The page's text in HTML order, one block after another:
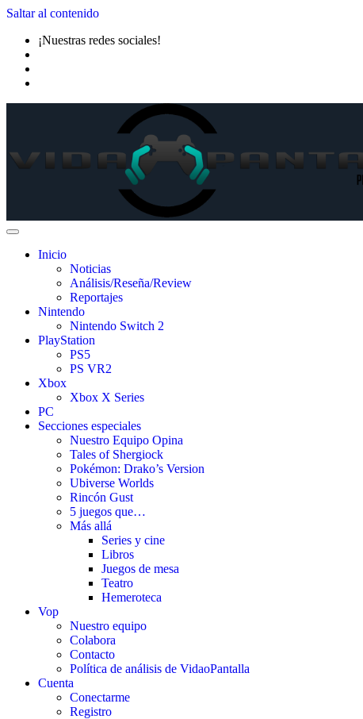
Saltar al contenido
¡Nuestras redes sociales!
Inicio
Noticias
Análisis/Reseña/Review
Reportajes
Nintendo
Nintendo Switch 2
PlayStation
PS5
PS VR2
Xbox
Xbox X Series
PC
Secciones especiales
Nuestro Equipo Opina
Tales of Shergiock
Pokémon: Drako’s Version
Ubiverse Worlds
Rincón Gust
5 juegos que…
Más allá
Series y cine
Libros
Juegos de mesa
Teatro
Hemeroteca
Vop
Nuestro equipo
Colabora
Contacto
Política de análisis de VidaoPantalla
Cuenta
Conectarme
Registro